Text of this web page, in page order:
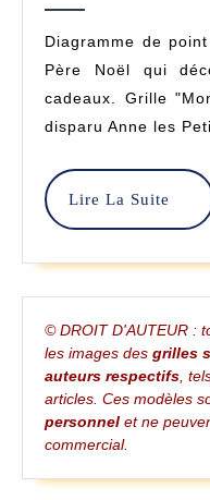
–
Point
De
Croix
–
Anne
Les
Croix
Diagramme de
Père Noël qui
cadeaux. Grille
disparu Anne les
Lire La Suite
La
© DROIT D'AUTEUR :
les images des grilles
auteurs respectifs ,
articles. Ces modèles
personnel et ne
commercial.